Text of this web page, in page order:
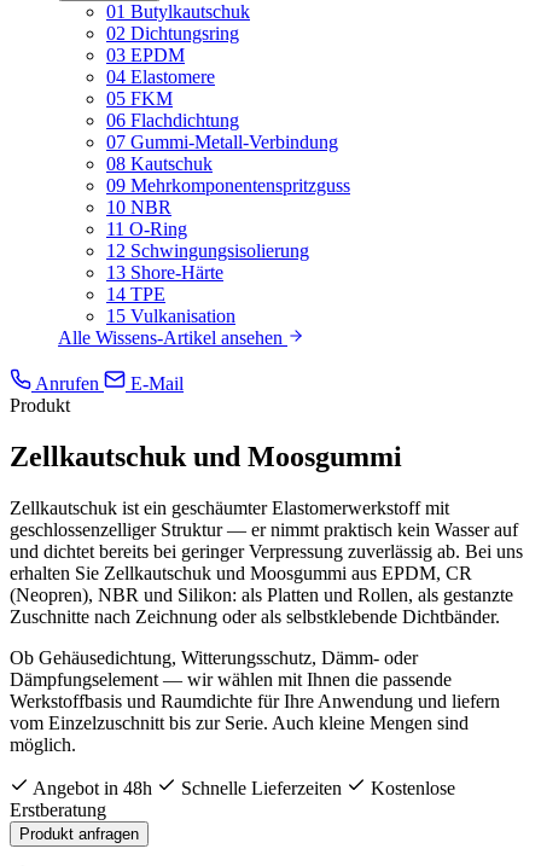
01 Butylkautschuk
02 Dichtungsring
03 EPDM
04 Elastomere
05 FKM
06 Flachdichtung
07 Gummi-Metall-Verbindung
08 Kautschuk
09 Mehrkomponentenspritzguss
10 NBR
11 O-Ring
12 Schwingungsisolierung
13 Shore-Härte
14 TPE
15 Vulkanisation
Alle Wissens-Artikel ansehen
Anrufen
E-Mail
Produkt
Zellkautschuk und Moosgummi
Zellkautschuk ist ein geschäumter Elastomerwerkstoff mit
geschlossenzelliger Struktur — er nimmt praktisch kein Wasser auf
und dichtet bereits bei geringer Verpressung zuverlässig ab. Bei uns
erhalten Sie Zellkautschuk und Moosgummi aus EPDM, CR
(Neopren), NBR und Silikon: als Platten und Rollen, als gestanzte
Zuschnitte nach Zeichnung oder als selbstklebende Dichtbänder.
Ob Gehäusedichtung, Witterungsschutz, Dämm- oder
Dämpfungselement — wir wählen mit Ihnen die passende
Werkstoffbasis und Raumdichte für Ihre Anwendung und liefern
vom Einzelzuschnitt bis zur Serie. Auch kleine Mengen sind
möglich.
Angebot in 48h Schnelle Lieferzeiten
Kostenlose
Erstberatung
Produkt anfragen